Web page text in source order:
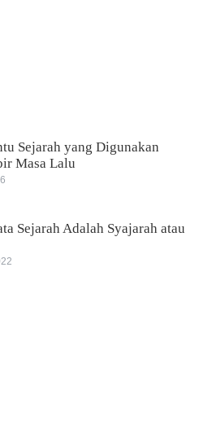
Sejarah yang Digunakan
Masa Lalu
Sejarah Adalah Syajarah atau